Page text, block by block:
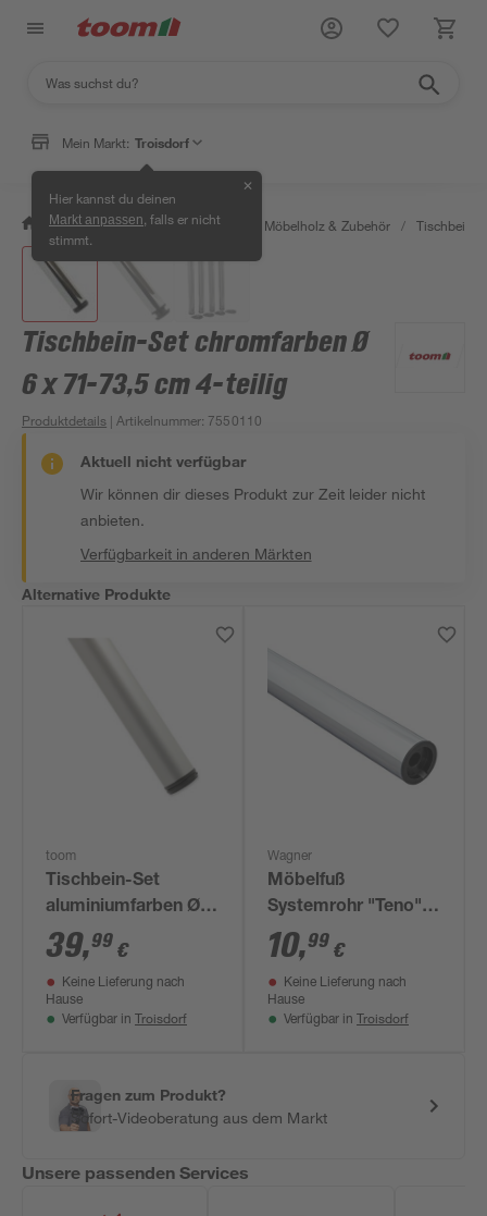
Mein Markt: Troisdorf
Hier kannst du deinen
Markt anpassen , falls er nicht
stimmt.
✕
/ Bauen & Renovieren / Holz Möbelholz & Zubehör / Tischbeine
Tischbein-Set chromfarben Ø
6 x 71-73,5 cm 4-teilig
Produktdetails | Artikelnummer: 7550110
Aktuell nicht verfügbar
Wir können dir dieses Produkt zur Zeit leider nicht
anbieten.
Verfügbarkeit in anderen Märkten
Alternative Produkte
toom
Tischbein-Set
aluminiumfarben Ø 6
x 71-73,5 cm 4-teilig
39,99 €
Keine Lieferung nach
Hause
Verfügbar in Troisdorf
Wagner
Möbelfuß
Systemrohr "Teno"
chromfarben Ø 30 x
718 mm
10,99 €
Keine Lieferung nach
Hause
Verfügbar in Troisdorf
Fragen zum Produkt?
Sofort-Videoberatung aus dem Markt
Unsere passenden Services